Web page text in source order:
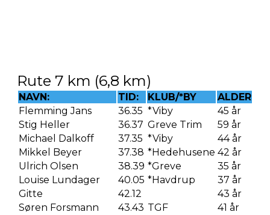
Rute 7 km (6,8 km)
NAVN: TID: KLUB/*BY
ALDER
Flemming Jans
36.35 *Viby
45 år
Stig Heller
36.37 Greve Trim
59 år
Michael Dalkoff
37.35 *Viby
44 år
Mikkel Beyer
37.38 *Hedehusene 42 år
Ulrich Olsen
38.39 *Greve
35 år
Louise Lundager
40.05 *Havdrup
37 år
Gitte
42.12
43 år
Søren Forsmann
43.43 TGF
41 år